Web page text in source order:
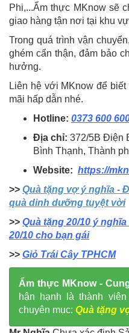
Phi,...Ẩm thực MKnow sẽ
giao hàng tận nơi tại khu
Trong quá trình vận
ghém cẩn thận, đảm bảo
hưởng.
Liên hệ với MKnow để
mãi hấp dẫn nhé.
Hotline: 0373 600
Địa chỉ: 372/5B Điện
Bình Thạnh, Thành
Website: https://
>> Quà tặng vợ ý nghĩa -
quà dinh dưỡng tuyệt vời
>> Quà tặng 20/10 ý
20/10 cho bạn gái
>> Giỏ Trái Cây TPHCM
Ẩm thực MKnow -
hận hạnh là thành viên
chuyên mục: Quà tặng